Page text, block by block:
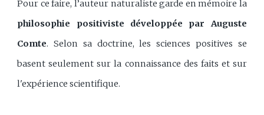
Pour ce faire, l’auteur naturaliste garde en mémoire la
philosophie positiviste développée par Auguste
Comte. Selon sa doctrine, les sciences positives se
basent seulement sur la connaissance des faits et sur
l'expérience scientifique.